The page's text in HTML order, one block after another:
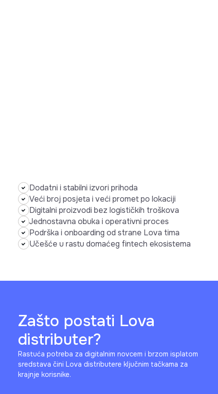
Dodatni i stabilni izvori prihoda
Veći broj posjeta i veći promet po lokaciji
Digitalni proizvodi bez logističkih troškova
Jednostavna obuka i operativni proces
Podrška i onboarding od strane Lova tima
Učešće u rastu domaćeg fintech ekosistema
Zašto postati Lova
distributer?
Rastuća potreba za digitalnim novcem i brzom isplatom
sredstava čini Lova distributere ključnim tačkama za
krajnje korisnike.